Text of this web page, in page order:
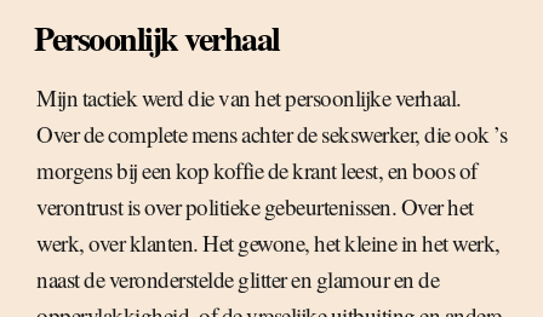
Persoonlijk verhaal
Mijn tactiek werd die van het persoonlijke verhaal.
Over de complete mens achter de sekswerker, die ook ’s
morgens bij een kop koffie de krant leest, en boos of
verontrust is over politieke gebeurtenissen. Over het
werk, over klanten. Het gewone, het kleine in het werk,
naast de veronderstelde glitter en glamour en de